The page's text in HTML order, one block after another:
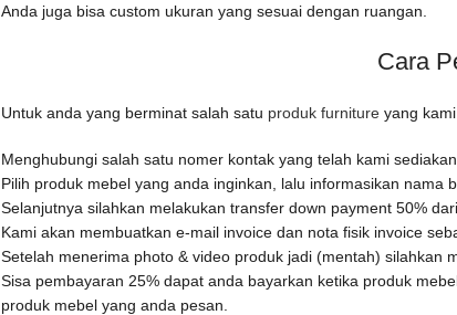
Anda juga bisa custom ukuran yang sesuai dengan ruangan.
Cara
Untuk anda yang berminat salah satu produk furnitureyang kami
Menghubungi salah satu nomer kontak yang telah kami
Pilih produk mebel yang anda inginkan, lalu informasikan nama
Selanjutnya silahkan melakukan transfer down payment 50%
Kami akan membuatkan e-mail invoice dan nota fisik invoice
Setelah menerima photo & video produk jadi (mentah) silahkan
Sisa pembayaran 25% dapat anda bayarkan ketika produk
produk mebel yang anda pesan.